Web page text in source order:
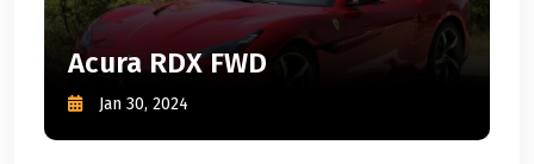
Acura RDX FWD
Jan 30, 2024